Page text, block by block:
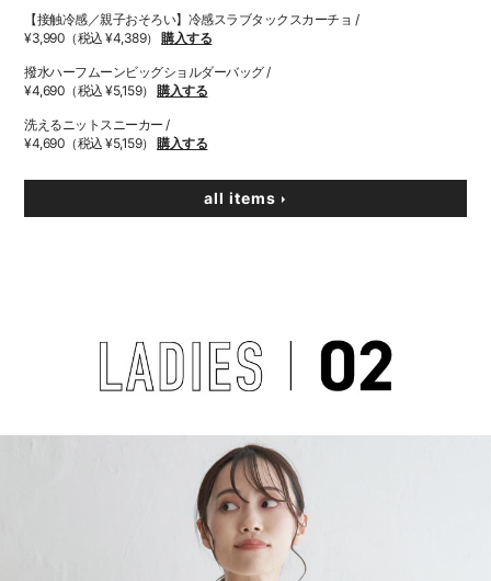
【接触冷感／親子おそろい】冷感スラブタックスカーチョ /
¥3,990（税込 ¥4,389）購入する
撥水ハーフムーンビッグショルダーバッグ /
¥4,690（税込 ¥5,159）購入する
洗えるニットスニーカー /
¥4,690（税込 ¥5,159）購入する
all items